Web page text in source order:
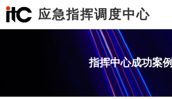
应急指挥调度中心
指挥中心成功案例